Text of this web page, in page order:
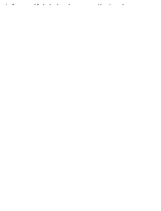
info@golfclub-badmergentheim.de